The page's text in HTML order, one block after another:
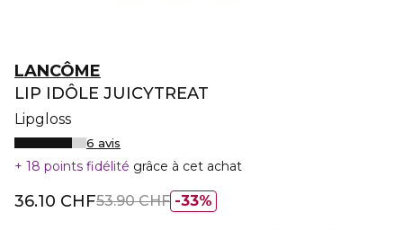
LANCÔME
LIP IDÔLE JUICYTREAT
Lipgloss
6 avis
18 points fidélité grâce à cet achat
33%
36.10 CHF53.90 CHF